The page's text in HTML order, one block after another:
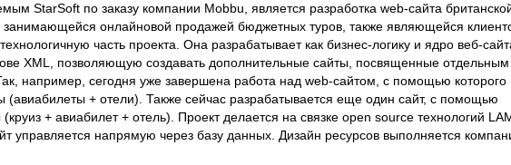
StarSoft по заказу компании Mobbu, является разработка web-сайта
онлайновой продажей бюджетных туров, также являющейся
часть проекта. Она разрабатывает как бизнес-логику и ядро веб-
XML, позволяющую создавать дополнительные сайты, посвященные отдельным
например, сегодня уже завершена работа над web-сайтом, с помощью которого
(авиабилеты + отели). Также сейчас разрабатывается еще один сайт, с помощью
(круиз + авиабилет + отель). Проект делается на связке open source технологий
управляется напрямую через базу данных. Дизайн ресурсов выполняется